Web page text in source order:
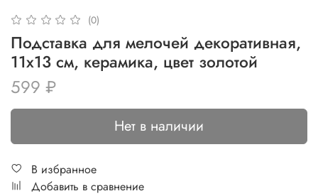
(0)
Подставка для мелочей декоративная,
11х13 см, керамика, цвет золотой
599 ₽
Нет в наличии
В избранное
Добавить в сравнение